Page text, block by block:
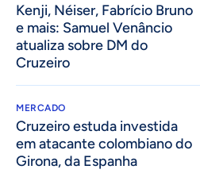
Kenji, Néiser, Fabrício Bruno
e mais: Samuel Venâncio
atualiza sobre DM do
Cruzeiro
MERCADO
Cruzeiro estuda investida
em atacante colombiano do
Girona, da Espanha